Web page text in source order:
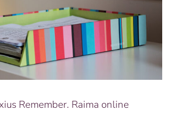
Remember. Raima online